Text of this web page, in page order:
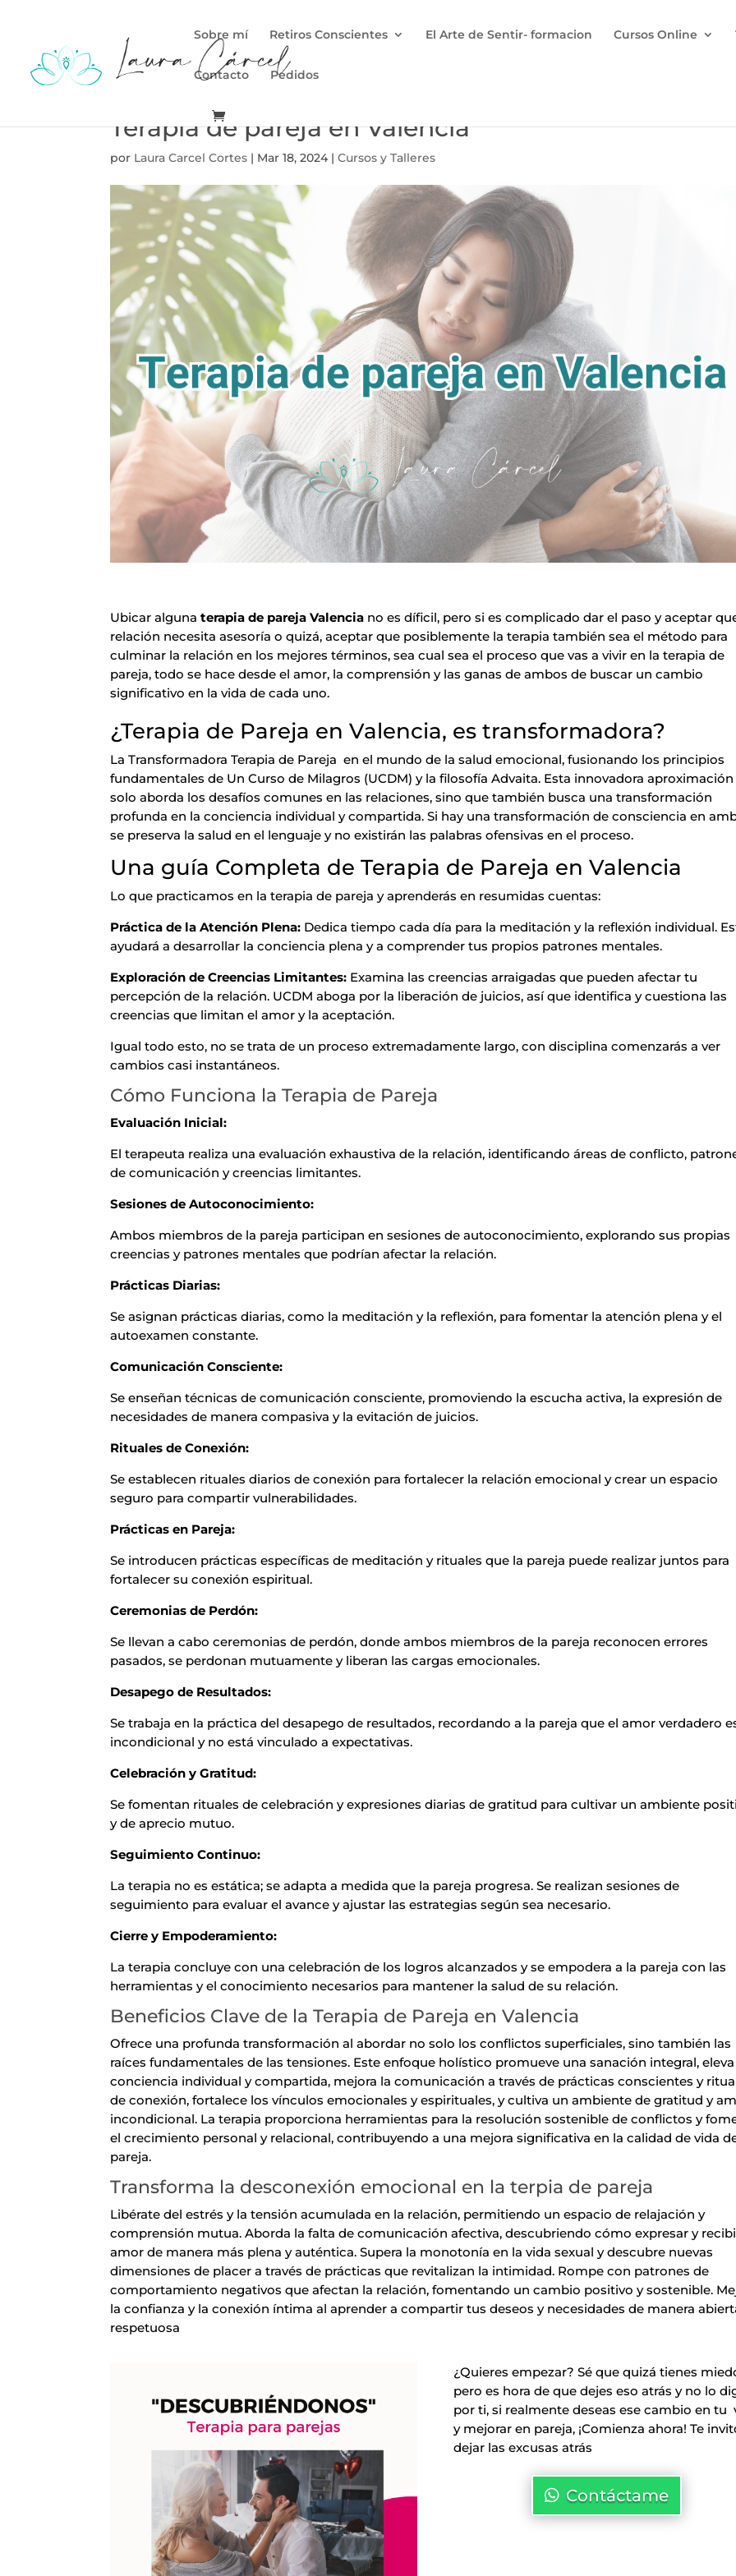
Sobre mí Retiros Conscientes El Arte de Sentir- formacion Cursos Online
Contacto Pedidos
Terapia de pareja en Valencia
por Laura Carcel Cortes | Mar 18, 2024 |Cursos y Talleres
Ubicar alguna terapia de pareja Valencia no es díficil, pero si es complicado dar el paso y aceptar
relación necesita asesoría o quizá, aceptar que posiblemente la terapia también sea el método para
culminar la relación en los mejores términos, sea cual sea el proceso que vas a vivir en la terapia de
pareja, todo se hace desde el amor, la comprensión y las ganas de ambos de buscar un cambio
significativo en la vida de cada uno.
¿Terapia de Pareja en Valencia, es transformadora?
La Transformadora Terapia de Pareja en el mundo de la salud emocional, fusionando los principios
fundamentales de Un Curso de Milagros (UCDM) y la filosofía Advaita. Esta innovadora
solo aborda los desafíos comunes en las relaciones, sino que también busca una transformación
profunda en la conciencia individual y compartida. Si hay una transformación de consciencia en
se preserva la salud en el lenguaje y no existirán las palabras ofensivas en el proceso.
Una guía Completa de Terapia de Pareja en Valencia
Lo que practicamos en la terapia de pareja y aprenderás en resumidas cuentas:
Práctica de la Atención Plena: Dedica tiempo cada día para la meditación y la reflexión individual.
ayudará a desarrollar la conciencia plena y a comprender tus propios patrones mentales.
Exploración de Creencias Limitantes: Examina las creencias arraigadas que pueden afectar tu
percepción de la relación. UCDM aboga por la liberación de juicios, así que identifica y cuestiona las
creencias que limitan el amor y la aceptación.
Igual todo esto, no se trata de un proceso extremadamente largo, con disciplina comenzarás a ver
cambios casi instantáneos.
Cómo Funciona la Terapia de Pareja
Evaluación Inicial:
El terapeuta realiza una evaluación exhaustiva de la relación, identificando áreas de conflicto,
de comunicación y creencias limitantes.
Sesiones de Autoconocimiento:
Ambos miembros de la pareja participan en sesiones de autoconocimiento, explorando sus propias
creencias y patrones mentales que podrían afectar la relación.
Prácticas Diarias:
Se asignan prácticas diarias, como la meditación y la reflexión, para fomentar la atención plena y el
autoexamen constante.
Comunicación Consciente:
Se enseñan técnicas de comunicación consciente, promoviendo la escucha activa, la expresión de
necesidades de manera compasiva y la evitación de juicios.
Rituales de Conexión:
Se establecen rituales diarios de conexión para fortalecer la relación emocional y crear un espacio
seguro para compartir vulnerabilidades.
Prácticas en Pareja:
Se introducen prácticas específicas de meditación y rituales que la pareja puede realizar juntos para
fortalecer su conexión espiritual.
Ceremonias de Perdón:
Se llevan a cabo ceremonias de perdón, donde ambos miembros de la pareja reconocen errores
pasados, se perdonan mutuamente y liberan las cargas emocionales.
Desapego de Resultados:
Se trabaja en la práctica del desapego de resultados, recordando a la pareja que el amor verdadero
incondicional y no está vinculado a expectativas.
Celebración y Gratitud:
Se fomentan rituales de celebración y expresiones diarias de gratitud para cultivar un ambiente
y de aprecio mutuo.
Seguimiento Continuo:
La terapia no es estática; se adapta a medida que la pareja progresa. Se realizan sesiones de
seguimiento para evaluar el avance y ajustar las estrategias según sea necesario.
Cierre y Empoderamiento:
La terapia concluye con una celebración de los logros alcanzados y se empodera a la pareja con las
herramientas y el conocimiento necesarios para mantener la salud de su relación.
Beneficios Clave de la Terapia de Pareja en Valencia
Ofrece una profunda transformación al abordar no solo los conflictos superficiales, sino también las
raíces fundamentales de las tensiones. Este enfoque holístico promueve una sanación integral,
conciencia individual y compartida, mejora la comunicación a través de prácticas conscientes y
de conexión, fortalece los vínculos emocionales y espirituales, y cultiva un ambiente de gratitud y
incondicional. La terapia proporciona herramientas para la resolución sostenible de conflictos y
el crecimiento personal y relacional, contribuyendo a una mejora significativa en la calidad de vida
pareja.
Transforma la desconexión emocional en la terpia de pareja
Libérate del estrés y la tensión acumulada en la relación, permitiendo un espacio de relajación y
comprensión mutua. Aborda la falta de comunicación afectiva, descubriendo cómo expresar y
amor de manera más plena y auténtica. Supera la monotonía en la vida sexual y descubre nuevas
dimensiones de placer a través de prácticas que revitalizan la intimidad. Rompe con patrones de
comportamiento negativos que afectan la relación, fomentando un cambio positivo y sostenible.
la confianza y la conexión íntima al aprender a compartir tus deseos y necesidades de manera
respetuosa
¿Quieres empezar? Sé que quizá tienes
pero es hora de que dejes eso atrás y no lo
por ti, si realmente deseas ese cambio en tu
y mejorar en pareja, ¡Comienza ahora! Te
dejar las excusas atrás
Contáctame